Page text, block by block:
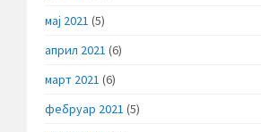
мај 2021 (5)
април 2021 (6)
март 2021 (6)
фебруар 2021 (5)